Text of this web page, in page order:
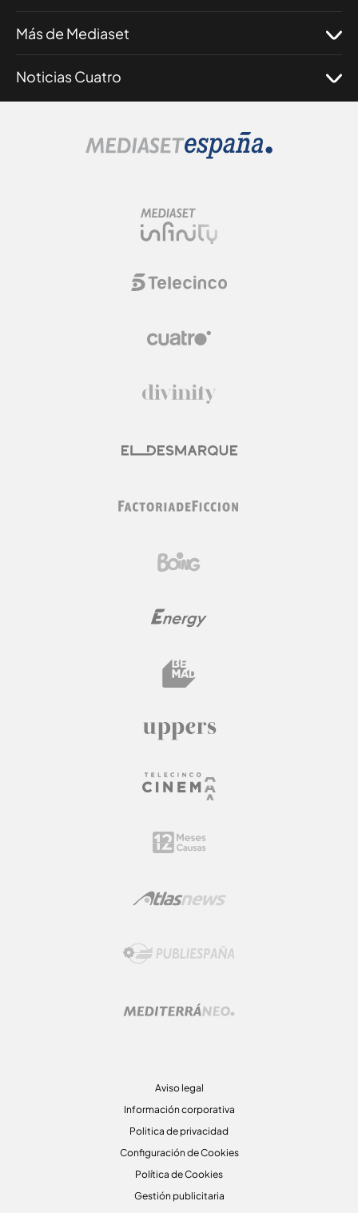
Más de Mediaset
Noticias Cuatro
Aviso legal
Información corporativa
Politica de privacidad
Configuración de Cookies
Política de Cookies
Gestión publicitaria